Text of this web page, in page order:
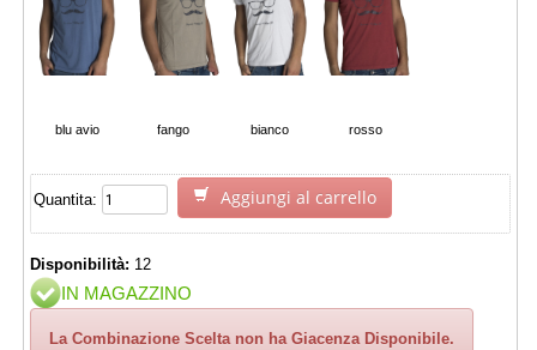
blu avio fango bianco rosso
Quantita: Aggiungi al carrello
Disponibilità: 12
IN MAGAZZINO
La Combinazione Scelta non ha Giacenza Disponibile.